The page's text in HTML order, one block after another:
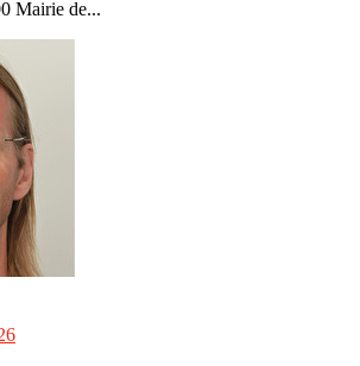
Mairie de...